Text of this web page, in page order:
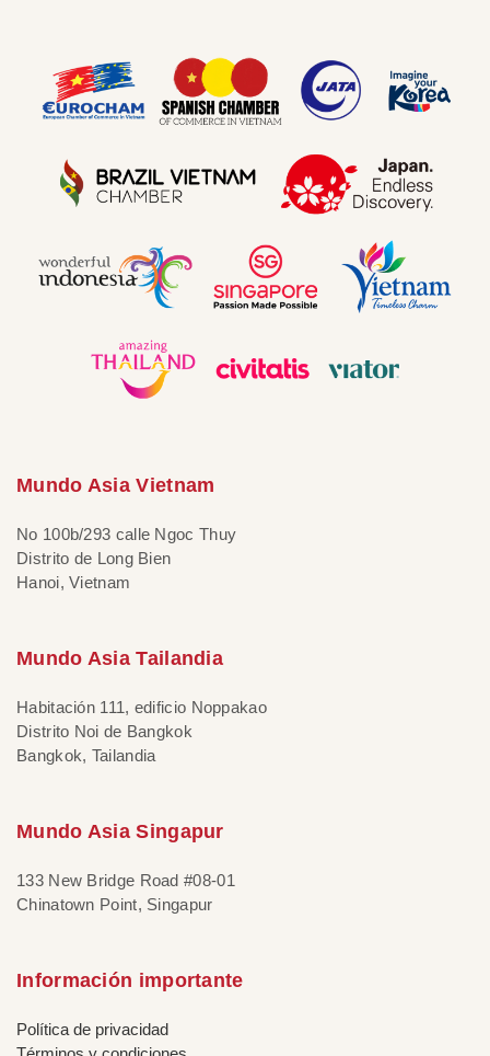
Mundo Asia Vietnam
No 100b/293 calle Ngoc Thuy
Distrito de Long Bien
Hanoi, Vietnam
Mundo Asia Tailandia
Habitación 111, edificio Noppakao
Distrito Noi de Bangkok
Bangkok, Tailandia
Mundo Asia Singapur
133 New Bridge Road #08-01
Chinatown Point, Singapur
Información importante
Política de privacidad